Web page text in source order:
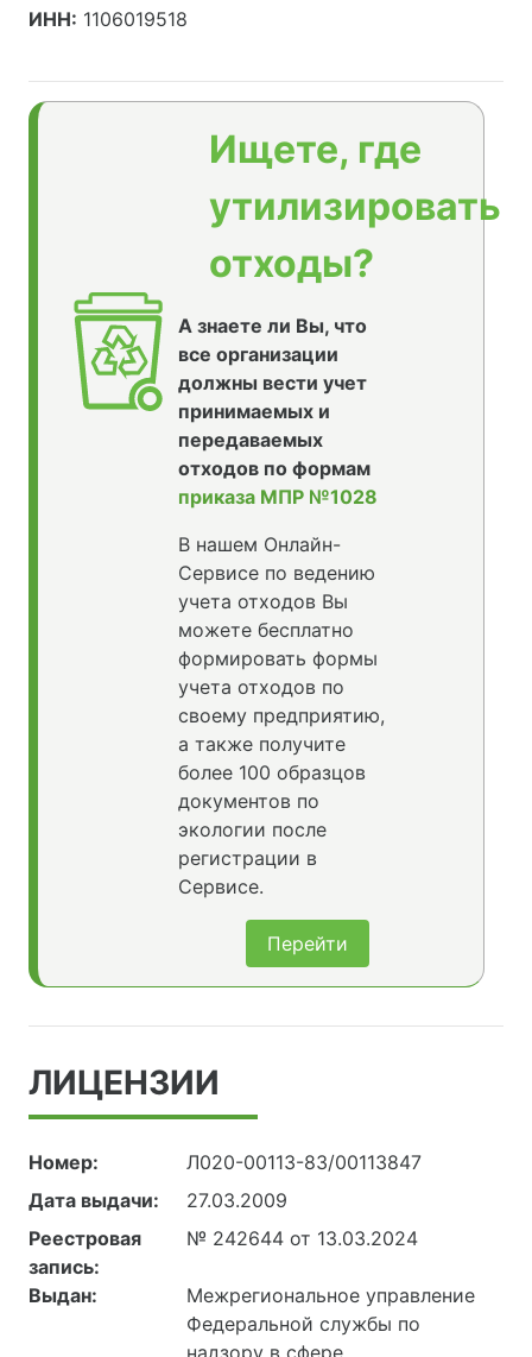
ИНН: 1106019518
Ищете, где
утилизировать
отходы?
А знаете ли Вы, что
все организации
должны вести учет
принимаемых и
передаваемых
отходов по формам
приказа МПР №1028
В нашем Онлайн-
Сервисе по ведению
учета отходов Вы
можете бесплатно
формировать формы
учета отходов по
своему предприятию,
а также получите
более 100 образцов
документов по
экологии после
регистрации в
Сервисе.
Перейти
ЛИЦЕНЗИИ
Номер:
Л020-00113-83/00113847
Дата выдачи:
27.03.2009
Реестровая
запись:
№ 242644 от 13.03.2024
Выдан:
Межрегиональное управление
Федеральной службы по
надзору в сфере